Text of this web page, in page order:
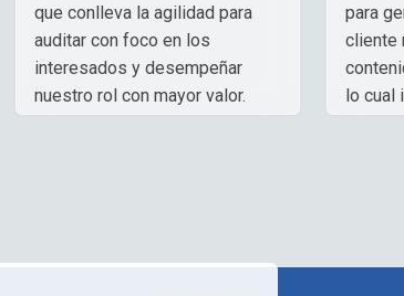
que conlleva la agilidad para
auditar con foco en los
interesados y desempeñar
nuestro rol con mayor valor.
para
cliente
lo cual